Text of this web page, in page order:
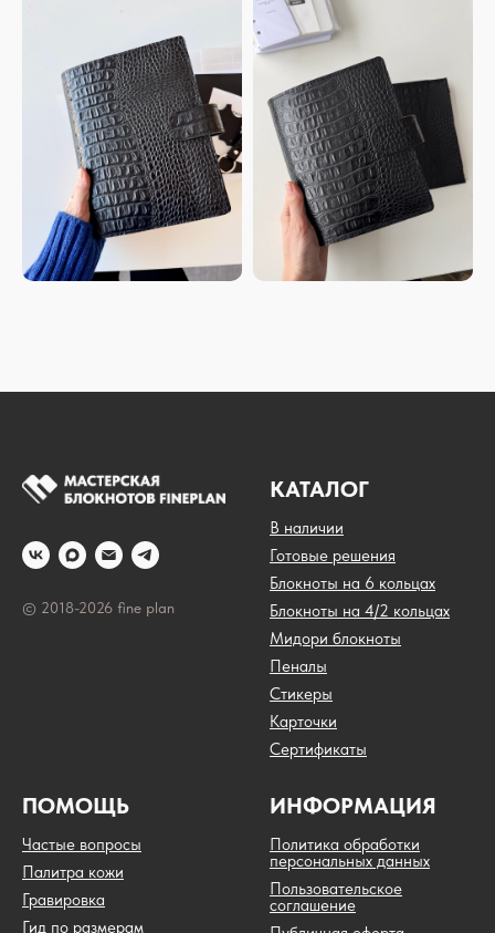
© 2018-2026 fine plan
КАТАЛОГ
В наличии
Готовые решения
Блокноты на 6 кольцах
Блокноты на 4/2 кольцах
Мидори блокноты
Пеналы
Стикеры
Карточки
Сертификаты
ПОМОЩЬ
Частые вопросы
Палитра кожи
Гравировка
Гид по размерам
ИНФОРМАЦИЯ
Политика обработки
персональных данных
Пользовательское
соглашение